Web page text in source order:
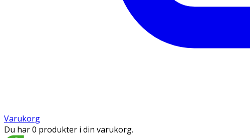
Varukorg
Du har 0 produkter i din varukorg.